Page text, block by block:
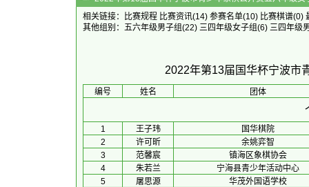
相关链接：
比赛规程 比赛资讯(14) 参赛名单(10) 比赛棋谱(0)
其他组别： 五六年级男子组(22) 三四年级女子组(6) 三四年级
2022年第13届国华杯宁波市
编号 姓名 团体
1 王子玮
国华棋院
2
许可昕
余姚弈智
3
范馨宸
镇海区象棋协会
4
朱若兰
宁海县青少年活动中心
5
屠思源
华茂外国语学校